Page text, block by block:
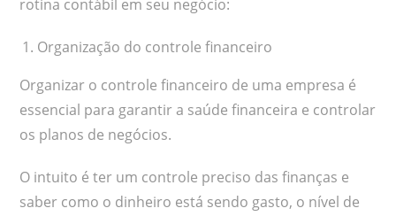
rotina contábil em seu negócio:
Organização do controle financeiro
Organizar o controle financeiro de uma empresa é
essencial para garantir a saúde financeira e controlar
os planos de negócios.
O intuito é ter um controle preciso das finanças e
saber como o dinheiro está sendo gasto, o nível de